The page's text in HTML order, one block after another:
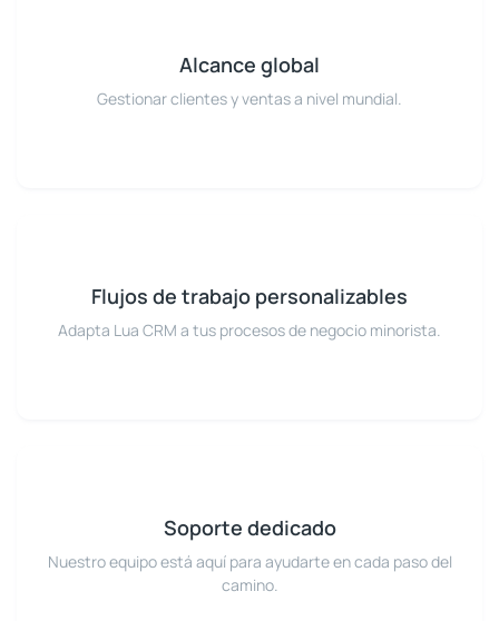
Alcance global
Gestionar clientes y ventas a nivel mundial.
Flujos de trabajo personalizables
Adapta Lua CRM a tus procesos de negocio minorista.
Soporte dedicado
Nuestro equipo está aquí para ayudarte en cada paso del
camino.